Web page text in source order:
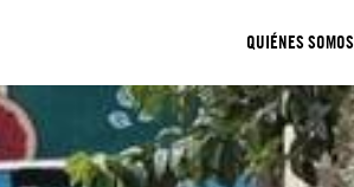
QUIÉNES SOMOS